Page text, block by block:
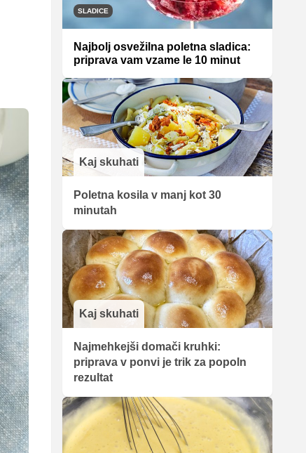
SLADICE
Najbolj osvežilna poletna sladica:
priprava vam vzame le 10 minut
Kaj skuhati
Poletna kosila v manj kot 30
minutah
Kaj skuhati
Najmehkejši domači kruhki:
priprava v ponvi je trik za popoln
rezultat